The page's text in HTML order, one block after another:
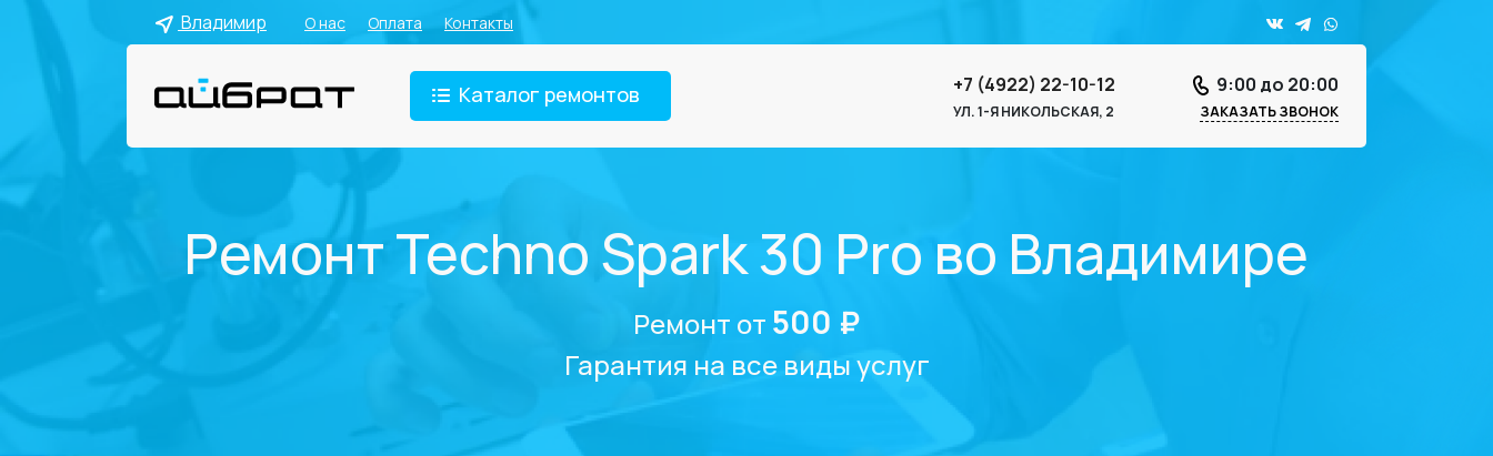
Владимир О нас Оплата Контакты
Каталог ремонтов +7 (4922) 22-10-12
УЛ. 1-Я НИКОЛЬСКАЯ, 2
9:00 до 20:00
ЗАКАЗАТЬ ЗВОНОК
Ремонт Techno Spark 30 Pro во Владимире
Ремонт от 500 ₽
Гарантия на все виды услуг